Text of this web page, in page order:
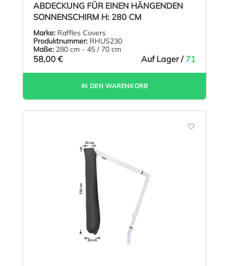
ABDECKUNG FÜR EINEN HÄNGENDEN
SONNENSCHIRM H: 280 CM
Marke: Raffles Covers
Produktnummer: RHUS230
Maße: 280 cm - 45 / 70 cm
58,00 € Auf Lager / 71
IN DEN WARENKORB